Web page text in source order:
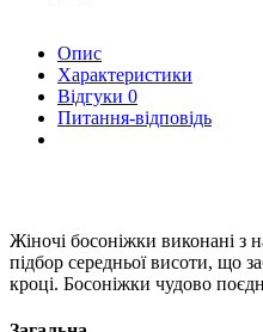
Опис
Характеристики
Відгуки 0
Питання-відповідь
Жіночі босоніжки виконані з
підбор середньої висоти, що
кроці. Босоніжки чудово